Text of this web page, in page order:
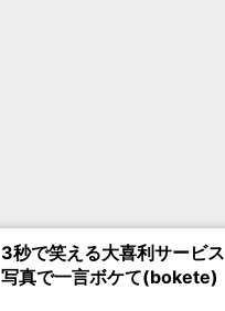
3秒で笑える大喜利サービス
写真で一言ボケて(bokete)